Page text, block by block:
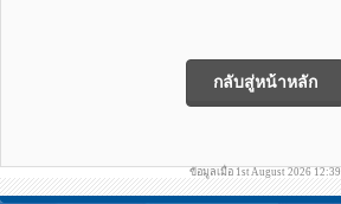
กลับสู่หน้าหลัก
ข้อมูลเมื่อ 1st August 2026 12:39